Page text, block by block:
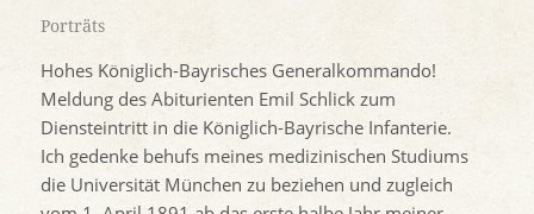
Porträts
Hohes Königlich-Bayrisches Generalkommando!
Meldung des Abiturienten Emil Schlick zum
Diensteintritt in die Königlich-Bayrische Infanterie.
Ich gedenke behufs meines medizinischen Studiums
die Universität München zu beziehen und zugleich